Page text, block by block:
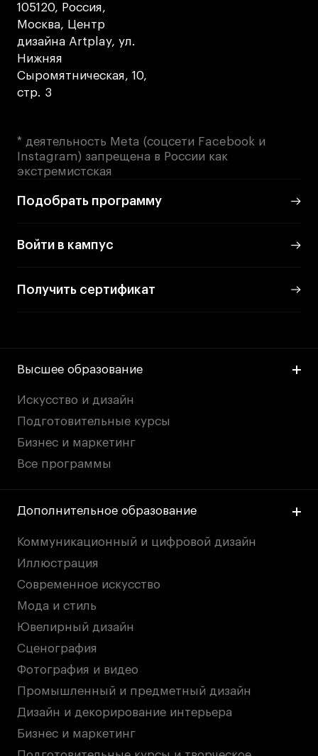
105120, Россия,
Москва, Центр
дизайна Artplay, ул.
Нижняя
Сыромятническая, 10,
стр. 3
* деятельность Meta (соцсети Facebook и
Instagram) запрещена в России как
экстремистская
Подобрать программу
Войти в кампус
Получить сертификат
Высшее образование
Искусство и дизайн
Подготовительные курсы
Бизнес и маркетинг
Все программы
Дополнительное образование
Коммуникационный и цифровой дизайн
Иллюстрация
Современное искусство
Мода и стиль
Ювелирный дизайн
Сценография
Фотография и видео
Промышленный и предметный дизайн
Дизайн и декорирование интерьера
Бизнес и маркетинг